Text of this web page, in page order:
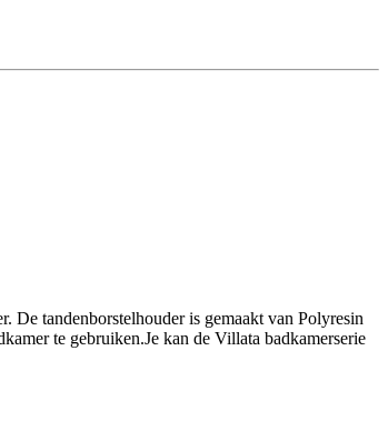
De tandenborstelhouder is gemaakt van Polyresin
te gebruiken.Je kan de Villata badkamerserie